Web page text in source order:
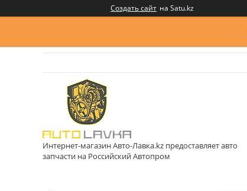
Создать сайт на Satu.kz
Интернет-магазин Авто-Лавка.kz предоставляет авто
запчасти на Российский Автопром